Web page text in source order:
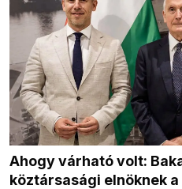
Ahogy várható volt:
köztársasági elnöknek a